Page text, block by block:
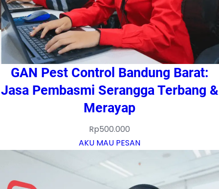
GAN Pest Control Bandung Barat:
Jasa Pembasmi Serangga Terbang &
Merayap
Rp500.000
AKU MAU PESAN